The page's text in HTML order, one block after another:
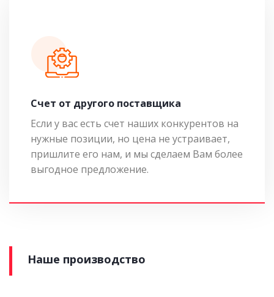
Cчет от другого поставщика
Если у вас есть счет наших конкурентов на
нужные позиции, но цена не устраивает,
пришлите его нам, и мы сделаем Вам более
выгодное предложение.
Наше производство